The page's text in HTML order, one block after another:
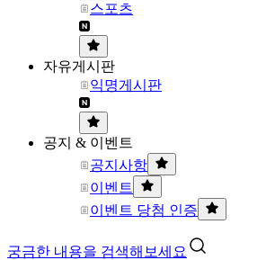
스포츠
자유게시판
익명게시판
공지 & 이벤트
공지사항
이벤트
이벤트 당첨 인증
궁금한 내용을 검색해보세요